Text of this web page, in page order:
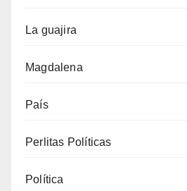
La guajira
Magdalena
País
Perlitas Políticas
Política